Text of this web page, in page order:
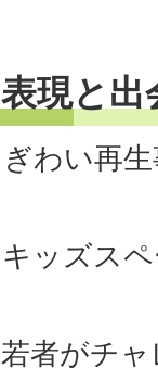
現と出
わい再
ッズス
者がチ